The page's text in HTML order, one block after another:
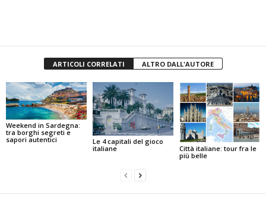
ARTICOLI CORRELATI ALTRO DALL'AUTORE
Weekend in Sardegna:
tra borghi segreti e
sapori autentici
Le 4 capitali del gioco
italiane
Città italiane: tour fra le
più belle